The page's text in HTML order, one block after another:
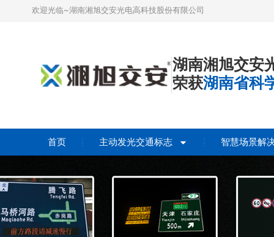
欢迎光临~湖南湘旭交安光电高科技股份有限公司
湖南湘旭交安
荣获湖南省科
首页 主动发光交通标志 智慧场景解